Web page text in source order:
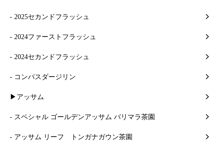
- 2025セカンドフラッシュ
- 2024ファーストフラッシュ
- 2024セカンドフラッシュ
- コンパスダージリン
▶アッサム
- スペシャル ゴールデンアッサム バリマラ茶園
- アッサム リーフ トンガナガウン茶園